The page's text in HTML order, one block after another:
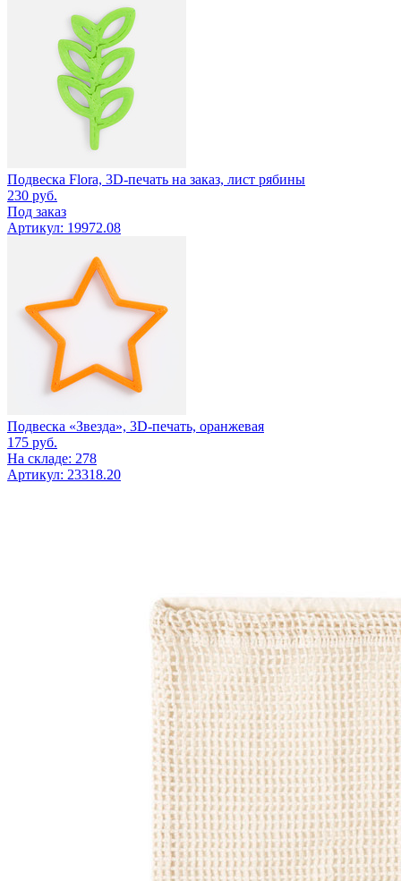
Подвеска Flora, 3D-печать на заказ, лист рябины
230 руб.
Под заказ
Артикул: 19972.08
Подвеска «Звезда», 3D-печать, оранжевая
175 руб.
На складе: 278
Артикул: 23318.20